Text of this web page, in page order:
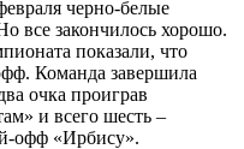
черно-белые
все закончилось хорошо.
показали, что
Команда завершила
очка проиграв
и всего шесть –
офф «Ирбису».